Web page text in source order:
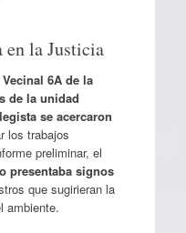
en la Justicia
6A de la
de la unidad
se acercaron
los trabajos
preliminar, el
presentaba signos
que sugirieran la
ambiente.